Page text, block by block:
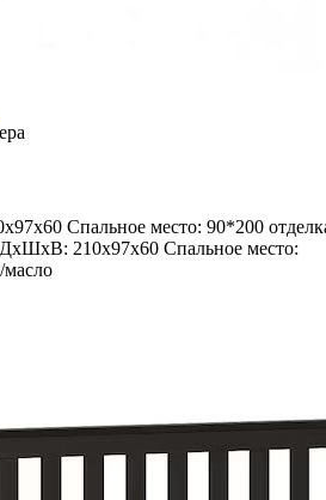
Спальное место: 90*200
210х97х60 Спальное место:
масло